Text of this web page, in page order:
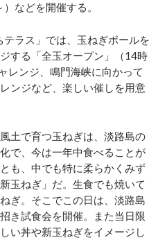
などを開催する。
ラス」では、玉ねぎボールを
する「全玉オープン」（14時
レンジ、鳴門海峡に向かって
ンジなど、楽しい催しを用意
土で育つ玉ねぎは、淡路島の
で、今は一年中食べることが
も、中でも特に柔らかくみず
玉ねぎ」だ。生食でも焼いて
ぎ。そこでこの日は、淡路島
き試食会を開催。また当日限
い丼や新玉ねぎをイメージし